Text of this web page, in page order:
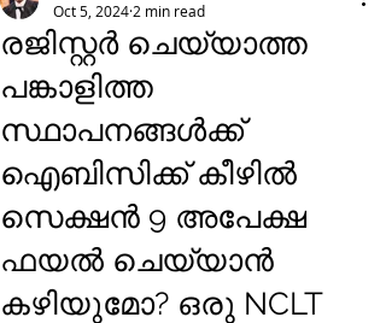
രജിസ്റ്റർ ചെയ്യാത്ത
പങ്കാളിത്ത
സ്ഥാപനങ്ങൾക്ക്
ഐബിസിക്ക് കീഴിൽ
സെക്ഷൻ 9 അപേക്ഷ
ഫയൽ ചെയ്യാൻ
കഴിയുമോ? ഒരു NCLT
Oct 5, 2024 2 min read